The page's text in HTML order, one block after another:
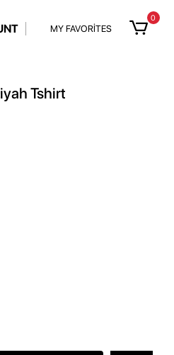
MY FAVORİTES
0
Tshirt